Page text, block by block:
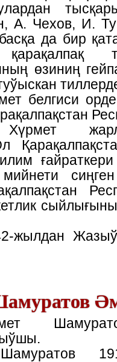
А. Чехов, И.
да бир
өзиниң
Хүрмет